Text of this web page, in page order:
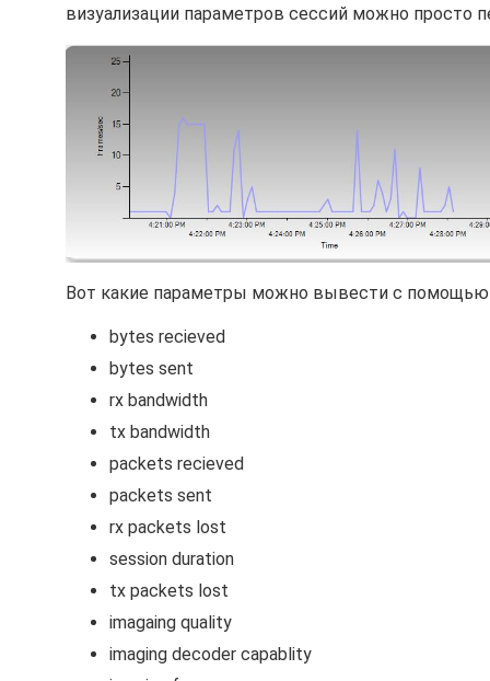
визуализации параметров сессий можно просто
Вот какие параметры можно вывести с помощью
bytes recieved
bytes sent
rx bandwidth
tx bandwidth
packets recieved
packets sent
rx packets lost
session duration
tx packets lost
imagaing quality
imaging decoder capablity